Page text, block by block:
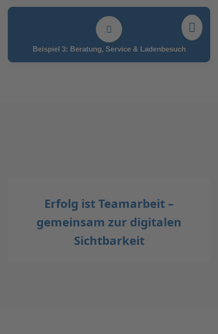
Beispiel 3: Beratung, Service & Ladenbesuch
Erfolg ist Teamarbeit –
gemeinsam zur digitalen
Sichtbarkeit